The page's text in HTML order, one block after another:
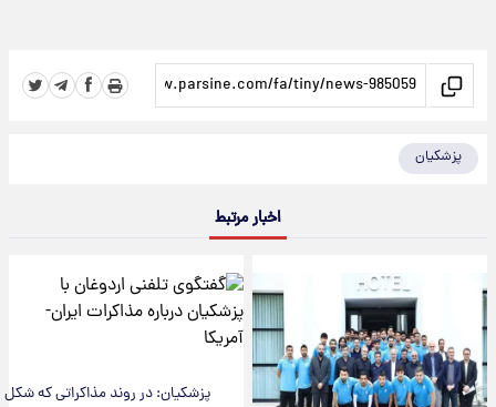
پزشکیان
اخبار مرتبط
پزشکیان: در روند مذاکراتی که شکل